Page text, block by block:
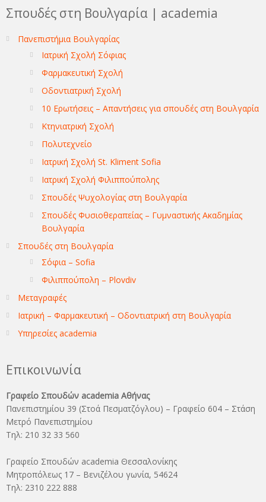
Σπουδές στη Βουλγαρία | academia
Πανεπιστήμια Βουλγαρίας
Ιατρική Σχολή Σόφιας
Φαρμακευτική Σχολή
Οδοντιατρική Σχολή
10 Ερωτήσεις – Απαντήσεις για σπουδές στη Βουλγαρία
Κτηνιατρική Σχολή
Πολυτεχνείο
Ιατρική Σχολή St. Kliment Sofia
Ιατρική Σχολή Φιλιππούπολης
Σπουδές Ψυχολογίας στη Βουλγαρία
Σπουδές Φυσιοθεραπείας – Γυμναστικής Ακαδημίας
Βουλγαρία
Σπουδές στη Βουλγαρία
Σόφια – Sofia
Φιλιππούπολη – Plovdiv
Μεταγραφές
Ιατρική – Φαρμακευτική – Οδοντιατρική στη Βουλγαρία
Υπηρεσίες academia
Επικοινωνία
Γραφείο Σπουδών academia Αθήνας
Πανεπιστημίου 39 (Στοά Πεσματζόγλου) – Γραφείο 604 – Στάση
Μετρό Πανεπιστημίου
Τηλ: 210 32 33 560
Γραφείο Σπουδών academia Θεσσαλονίκης
Μητροπόλεως 17 – Βενιζέλου γωνία, 54624
Τηλ: 2310 222 888